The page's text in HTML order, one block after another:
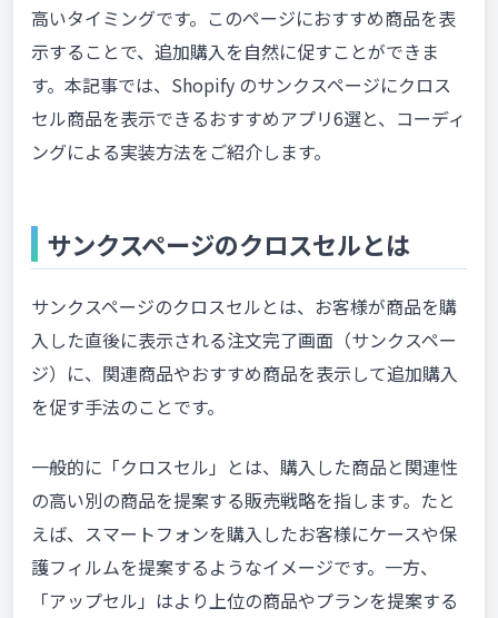
高いタイミングです。このページにおすすめ商品を表
示することで、追加購入を自然に促すことができま
す。本記事では、Shopify のサンクスページにクロス
セル商品を表示できるおすすめアプリ6選と、コーディ
ングによる実装方法をご紹介します。
サンクスページのクロスセルとは
サンクスページのクロスセルとは、お客様が商品を購
入した直後に表示される注文完了画面（サンクスペー
ジ）に、関連商品やおすすめ商品を表示して追加購入
を促す手法のことです。
一般的に「クロスセル」とは、購入した商品と関連性
の高い別の商品を提案する販売戦略を指します。たと
えば、スマートフォンを購入したお客様にケースや保
護フィルムを提案するようなイメージです。一方、
「アップセル」はより上位の商品やプランを提案する